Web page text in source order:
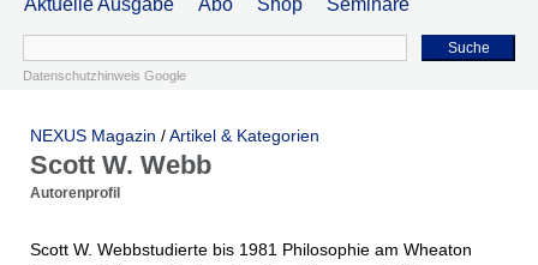
Aktuelle Ausgabe Abo Shop Seminare
Suche
Datenschutzhinweis Google
NEXUS Magazin /Artikel & Kategorien
Scott W. Webb
Autorenprofil
Scott W. Webbstudierte bis 1981 Philosophie am Wheaton